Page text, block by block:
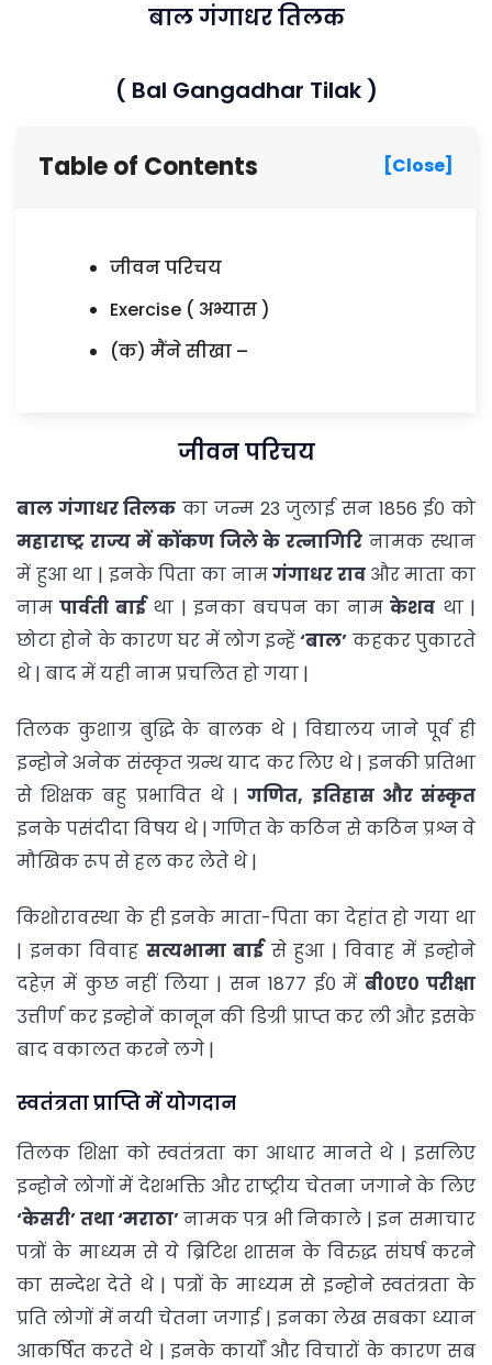
बाल गंगाधर तिलक
( Bal Gangadhar Tilak )
Table of Contents [Close]
जीवन परिचय
Exercise ( अभ्यास )
(क) मैंने सीखा –
जीवन परिचय
बाल गंगाधर तिलक का जन्म 23 जुलाई सन 1856 ई० को
महाराष्ट्र राज्य में कोंकण जिले के रत्नागिरि नामक स्थान
में हुआ था | इनके पिता का नामगंगाधर राव और माता का
नामपार्वती बाईथा | इनका बचपन का नामकेशव था |
छोटा होने के कारण घर में लोग इन्हें‘बाल’ कहकर पुकारते
थे | बाद में यही नाम प्रचलित हो गया |
तिलक कुशाग्र बुद्धि के बालक थे | विद्यालय जाने पूर्व ही
इन्होने अनेक संस्कृत ग्रन्थ याद कर लिए थे | इनकी प्रतिभा
से शिक्षक बहु प्रभावित थे |गणित, इतिहास और संस्कृत
इनके पसंदीदा विषय थे | गणित के कठिन से कठिन प्रश्न वे
मौखिक रूप से हल कर लेते थे |
किशोरावस्था के ही इनके माता-पिता का देहांत हो गया था
| इनका विवाह सत्यभामा बाईसे हुआ | विवाह में इन्होने
दहेज़ में कुछ नहीं लिया | सन 1877 ई० मेंबी०ए० परीक्षा
उत्तीर्ण कर इन्होनें कानून की डिग्री प्राप्त कर ली और इसके
बाद वकालत करने लगे |
स्वतंत्रता प्राप्ति में योगदान
तिलक शिक्षा को स्वतंत्रता का आधार मानते थे | इसलिए
इन्होने लोगों में देशभक्ति और राष्ट्रीय चेतना जगाने के लिए
‘केसरी’ तथा ‘मराठा’नामक पत्र भी निकाले | इन समाचार
पत्रों के माध्यम से ये ब्रिटिश शासन के विरुद्ध संघर्ष करने
का सन्देश देते थे | पत्रों के माध्यम से इन्होने स्वतंत्रता के
प्रति लोगों में नयी चेतना जगाई | इनका लेख सबका ध्यान
आकर्षित करते थे | इनके कार्यों और विचारों के कारण सब